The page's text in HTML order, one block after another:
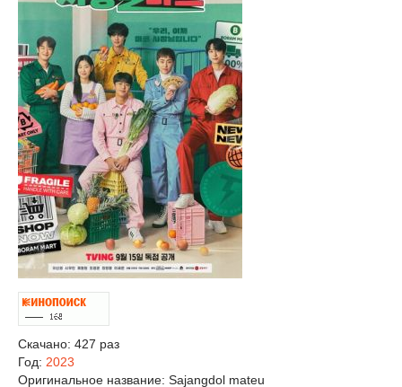
Скачано: 427 раз
Год: 2023
Оригинальное название: Sajangdol mateu